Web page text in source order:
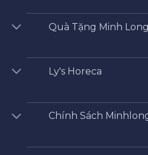
Quà Tặng Minh Long
Ly's Horeca
Chính Sách